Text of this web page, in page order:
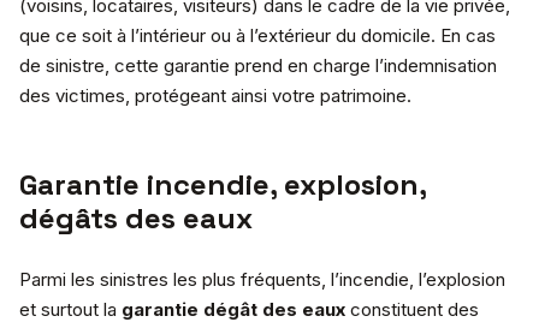
(voisins, locataires, visiteurs) dans le cadre de la vie privée,
que ce soit à l’intérieur ou à l’extérieur du domicile. En cas
de sinistre, cette garantie prend en charge l’indemnisation
des victimes, protégeant ainsi votre patrimoine.
Garantie incendie, explosion,
dégâts des eaux
Parmi les sinistres les plus fréquents, l’incendie, l’explosion
et surtout la garantie dégât des eaux constituent des